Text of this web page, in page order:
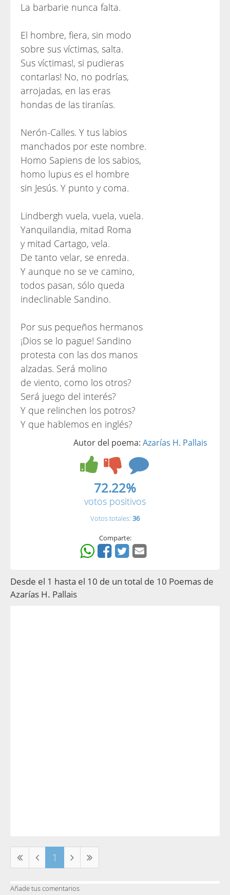
La barbarie nunca falta.
El hombre, fiera, sin modo
sobre sus víctimas, salta.
Sus víctimas!, si pudieras
contarlas! No, no podrías,
arrojadas, en las eras
hondas de las tiranías.
Nerón-Calles. Y tus labios
manchados por este nombre.
Homo Sapiens de los sabios,
homo lupus es el hombre
sin Jesús. Y punto y coma.
Lindbergh vuela, vuela, vuela.
Yanquilandia, mitad Roma
y mitad Cartago, vela.
De tanto velar, se enreda.
Y aunque no se ve camino,
todos pasan, sólo queda
indeclinable Sandino.
Por sus pequeños hermanos
¡Dios se lo pague! Sandino
protesta con las dos manos
alzadas. Será molino
de viento, como los otros?
Será juego del interés?
Y que relinchen los potros?
Y que hablemos en inglés?
Autor del poema: Azarías H. Pallais
72.22%
votos positivos
Votos totales: 36
Comparte:
Desde el 1 hasta el 10 de un total de 10 Poemas de
Azarías H. Pallais
1
Añade tus comentarios